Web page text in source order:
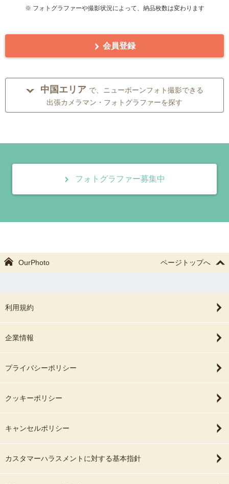
※ フォトグラファーや撮影状況によって、納品枚数は変わります
会員登録
中国エリア で、ニューボーンフォト撮影できる
出張カメラマン・フォトグラファーを探す
フォトグラファー募集中
OurPhoto ページトップへ
利用規約
企業情報
プライバシーポリシー
クッキーポリシー
キャンセルポリシー
カスタマーハラスメントに対する基本指針